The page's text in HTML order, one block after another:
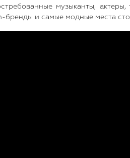
музыканты,
бренды и самые модные места